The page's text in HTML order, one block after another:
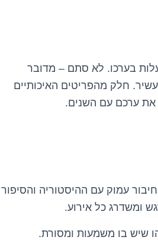
בערכו. לא סתם – מדובר
חלק מהפריטים האיכותיים
את ערכם עם השנים.
עמוק עם ההיסטוריה והסיפור
ומשדרג כל אירוע.
שיש בו משמעות ומסורת.